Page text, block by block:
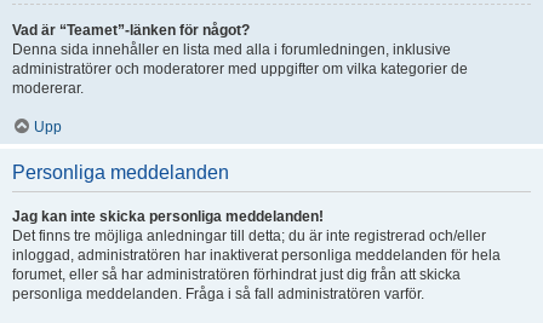
Vad är “Teamet”-länken för något?
Denna sida innehåller en lista med alla i forumledningen, inklusive
administratörer och moderatorer med uppgifter om vilka kategorier de
modererar.
Upp
Personliga meddelanden
Jag kan inte skicka personliga meddelanden!
Det finns tre möjliga anledningar till detta; du är inte registrerad och/eller
inloggad, administratören har inaktiverat personliga meddelanden för hela
forumet, eller så har administratören förhindrat just dig från att skicka
personliga meddelanden. Fråga i så fall administratören varför.